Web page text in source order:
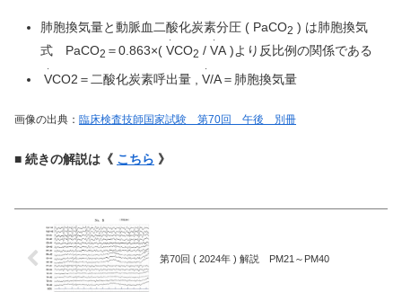
肺胞換気量と動脈血二酸化炭素分圧 ( PaCO2 ) は肺胞換気
式 PaCO2 ＝0.863×( V
・
CO2 / V
・
A )より反比例の関係である
V
・
CO2＝二酸化炭素呼出量 , V
・
/A＝肺胞換気量
画像の出典： 臨床検査技師国家試験 第70回 午後 別冊
■ 続きの解説は《 こちら 》
第70回 ( 2024年 ) 解説 PM21～PM40